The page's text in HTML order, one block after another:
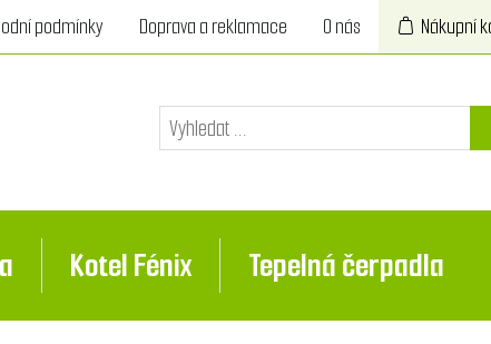
podmínky Doprava a reklamace O nás Nákupní
Kotel Fénix Tepelná čerpadla